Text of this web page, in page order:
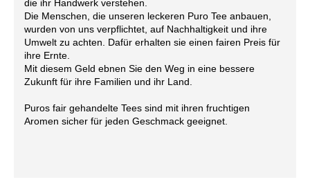
die ihr Handwerk verstehen.
Die Menschen, die unseren leckeren Puro Tee anbauen,
wurden von uns verpflichtet, auf Nachhaltigkeit und ihre
Umwelt zu achten. Dafür erhalten sie einen fairen Preis für
ihre Ernte.
Mit diesem Geld ebnen Sie den Weg in eine bessere
Zukunft für ihre Familien und ihr Land.
Puros fair gehandelte Tees sind mit ihren fruchtigen
Aromen sicher für jeden Geschmack geeignet.